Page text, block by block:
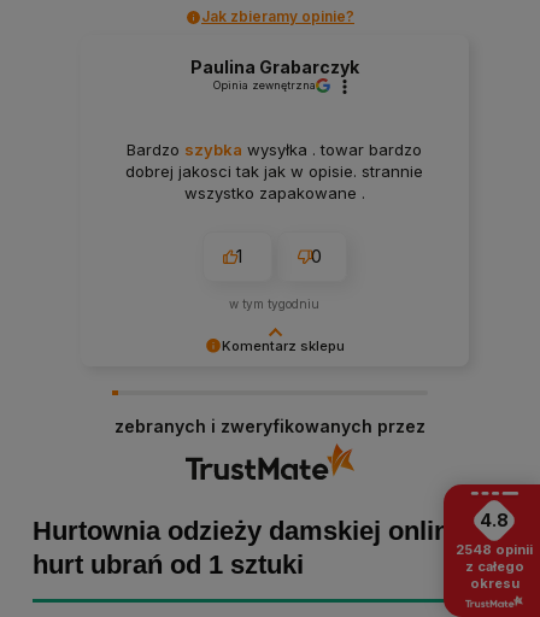
Jak zbieramy opinie?
Komentarz sklepu
skrzydeł, dlatego tym bardziej cieszymy się, że
zakup przebiegł pomyślnie. Obiecujemy
utrzymać dobrą passę - zapraszamy ponownie! :)
Paulina Grabarczyk
Opinia zewnętrzna
Bardzo szybka wysyłka . towar bardzo
dobrej jakosci tak jak w opisie. strannie
wszystko zapakowane .
1 0
w tym tygodniu
zebranych i zweryfikowanych przez
Hurtownia odzieży damskiej online -
hurt ubrań od 1 sztuki
4.8
2548 opinii
z całego
okresu